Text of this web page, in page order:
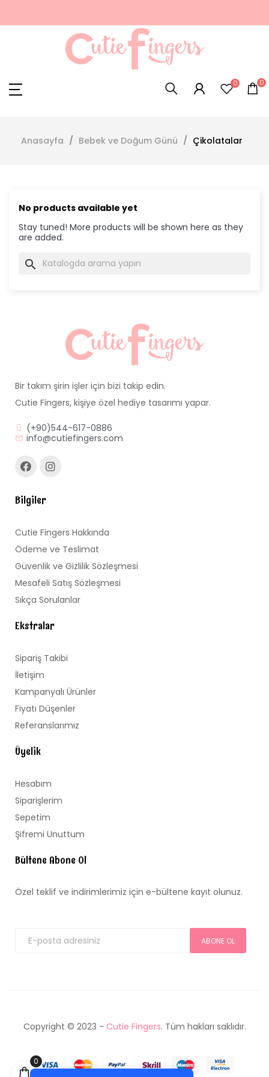
7/24 Canlı Destek
0 0
Anasayfa Bebek ve Doğum Günü Çikolatalar
No products available yet
Stay tuned! More products will be shown here as they
are added.
search
Bir takım şirin işler için bizi takip edin.
Cutie Fingers, kişiye özel hediye tasarımı yapar.
(+90)544-617-0886
info@cutiefingers.com
Bilgiler
Cutie Fingers Hakkında
Ödeme ve Teslimat
Güvenlik ve Gizlilik Sözleşmesi
Mesafeli Satış Sözleşmesi
Sıkça Sorulanlar
Ekstralar
Sipariş Takibi
İletişim
Kampanyalı Ürünler
Fiyatı Düşenler
Referanslarımız
Üyelik
Hesabım
Siparişlerim
Sepetim
Şifremi Unuttum
Bültene Abone Ol
Özel teklif ve indirimlerimiz için e-bültene kayıt olunuz.
ABONE OL
Copyright © 2023 - Cutie Fingers. Tüm hakları saklıdır.
0